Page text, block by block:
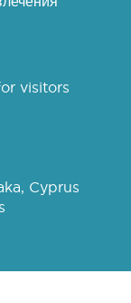
visitors
Cyprus